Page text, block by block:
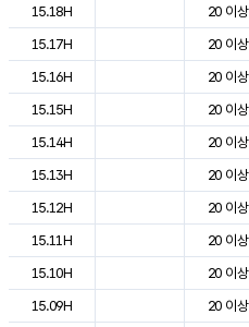
15.18H
20 이상
15.17H
20 이상
15.16H
20 이상
15.15H
20 이상
15.14H
20 이상
15.13H
20 이상
15.12H
20 이상
15.11H
20 이상
15.10H
20 이상
15.09H
20 이상